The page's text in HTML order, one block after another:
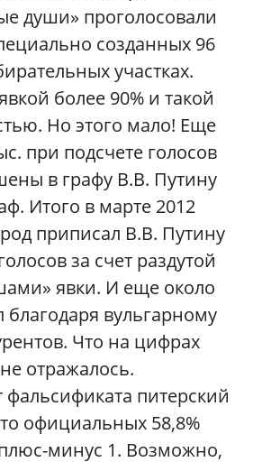
души» проголосовали
созданных 96
участках.
более 90% и такой
Но этого мало! Еще
при подсчете голосов
в графу В.В. Путину
Итого в марте 2012
приписал В.В. Путину
за счет раздутой
явки. И еще около
благодаря вульгарному
Что на цифрах
отражалось.
питерский
официальных 58,8%
плюс-минус 1. Возможно,